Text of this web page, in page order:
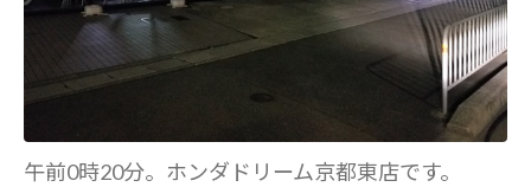
午前0時20分。ホンダドリーム京都東店です。